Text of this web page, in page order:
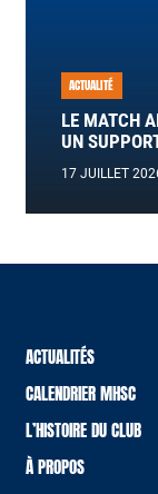
ACTUALITÉ
LE MATCH
UN
17 JUILLET
ACTUALITÉS
CALENDRIER MHSC
L’HISTOIRE DU CLUB
À PROPOS